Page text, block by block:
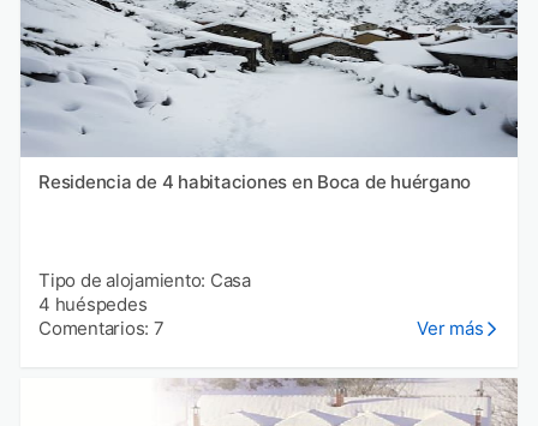
Residencia de 4 habitaciones en Boca de huérgano
Tipo de alojamiento: Casa
4 huéspedes
Comentarios: 7
Ver más